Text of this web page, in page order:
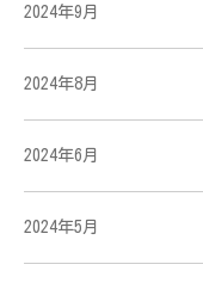
2024年9月
2024年8月
2024年6月
2024年5月